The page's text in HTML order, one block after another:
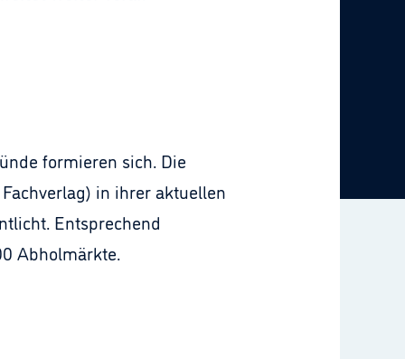
formieren sich. Die
in ihrer aktuellen
Entsprechend
Abholmärkte.